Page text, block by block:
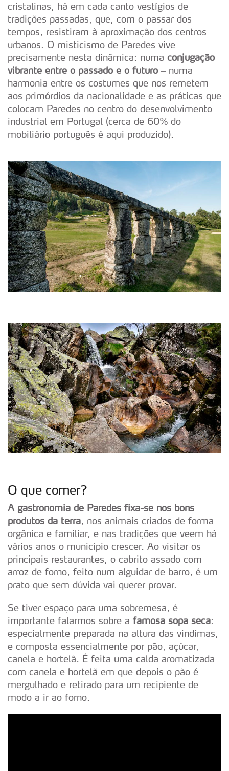
cristalinas, há em cada canto vestígios de
tradições passadas, que, com o passar dos
tempos, resistiram à aproximação dos centros
urbanos. O misticismo de Paredes vive
precisamente nesta dinâmica: numa conjugação
vibrante entre o passado e o futuro – numa
harmonia entre os costumes que nos remetem
aos primórdios da nacionalidade e as práticas que
colocam Paredes no centro do desenvolvimento
industrial em Portugal (cerca de 60% do
mobiliário português é aqui produzido).
O que comer?
A gastronomia de Paredes fixa-se nos bons
produtos da terra, nos animais criados de forma
orgânica e familiar, e nas tradições que veem há
vários anos o município crescer. Ao visitar os
principais restaurantes, o cabrito assado com
arroz de forno, feito num alguidar de barro, é um
prato que sem dúvida vai querer provar.
Se tiver espaço para uma sobremesa, é
importante falarmos sobre a famosa sopa seca:
especialmente preparada na altura das vindimas,
e composta essencialmente por pão, açúcar,
canela e hortelã. É feita uma calda aromatizada
com canela e hortelã em que depois o pão é
mergulhado e retirado para um recipiente de
modo a ir ao forno.